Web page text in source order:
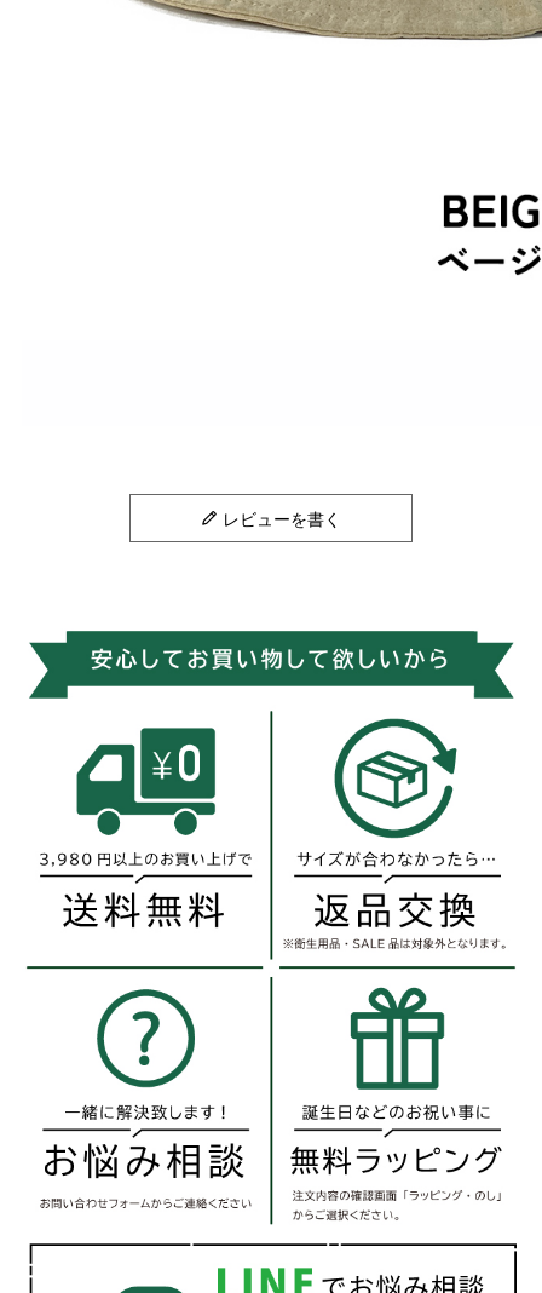
レビューを書く